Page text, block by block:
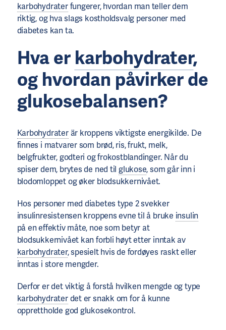
karbohydraterfungerer, hvordan man teller dem
riktig, og hva slags kostholdsvalg personer med
diabetes kan ta.
Hva er karbohydrater,
og hvordan påvirker de
glukosebalansen?
Karbohydraterär kroppens viktigste energikilde. De
finnes i matvarer som brød, ris, frukt, melk,
belgfrukter, godteri og frokostblandinger. Når du
spiser dem, brytes de ned til glukose, som går inn i
blodomloppet og øker blodsukkernivået.
Hos personer med diabetes type 2 svekker
insulinresistensen kroppens evne til å bruke insulin
på en effektiv måte, noe som betyr at
blodsukkernivået kan forbli høyt etter inntak av
karbohydrater, spesielt hvis de fordøyes raskt eller
inntas i store mengder.
Derfor er det viktig å forstå hvilken mengde og type
karbohydraterdet er snakk om for å kunne
opprettholde god glukosekontrol.